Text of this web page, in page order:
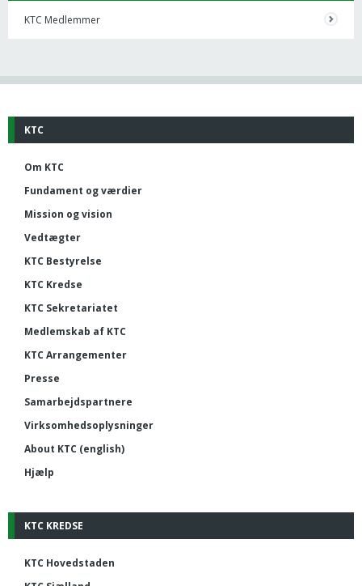
KTC Medlemmer
KTC
Om KTC
Fundament og værdier
Mission og vision
Vedtægter
KTC Bestyrelse
KTC Kredse
KTC Sekretariatet
Medlemskab af KTC
KTC Arrangementer
Presse
Samarbejdspartnere
Virksomhedsoplysninger
About KTC (english)
Hjælp
KTC KREDSE
KTC Hovedstaden